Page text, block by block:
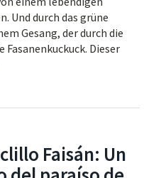
Und durch das grüne
Gesang, der durch die
Dieser
Faisán: Un